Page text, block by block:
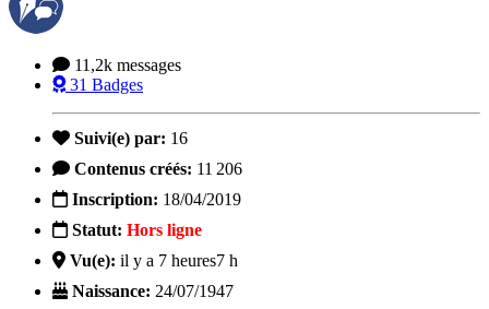
11,2k messages
31 Badges
Suivi(e) par: 16
Contenus créés: 11 206
Inscription: 18/04/2019
Statut: Hors ligne
Vu(e): il y a 7 heures7 h
Naissance: 24/07/1947